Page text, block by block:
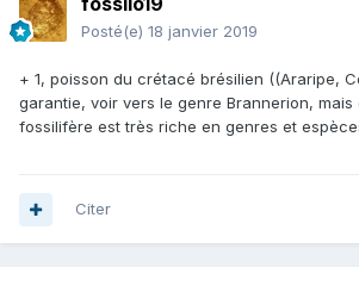
Posté(e) 18 janvier 2019
+ 1, poisson du crétacé brésilien ((Araripe,
garantie, voir vers le genre Brannerion,
fossilifère est très riche en genres et
Citer